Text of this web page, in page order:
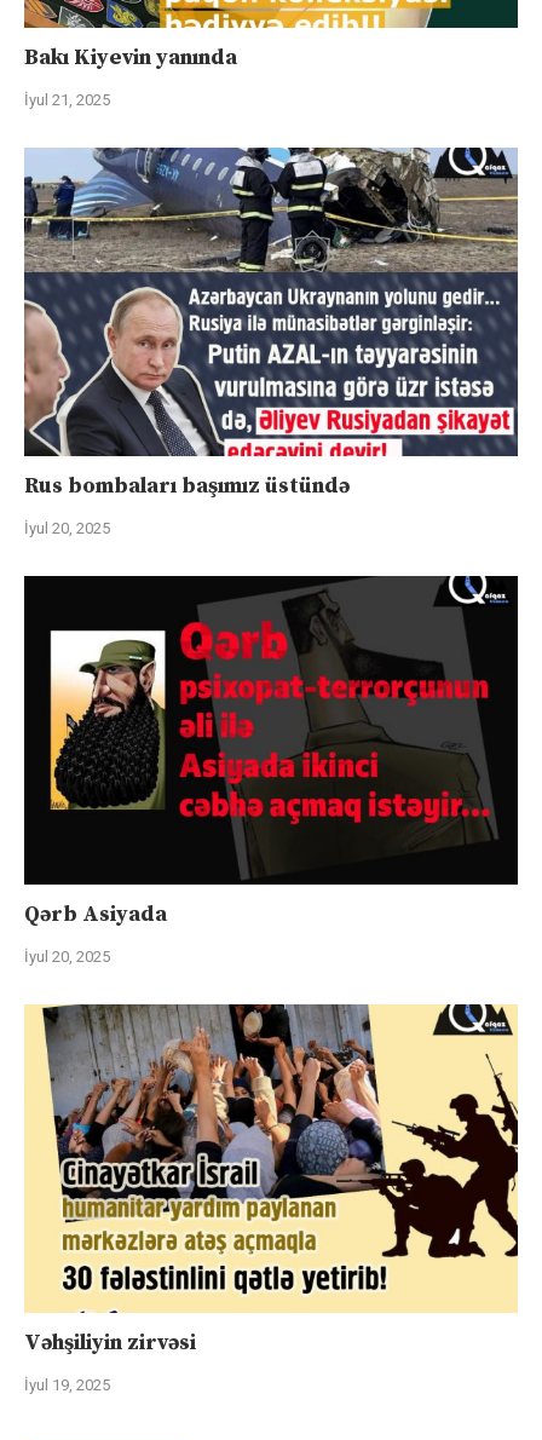
Bakı Kiyevin yanında
İyul 21, 2025
Rus bombaları başımız üstündə
İyul 20, 2025
Qərb Asiyada
İyul 20, 2025
Vəhşiliyin zirvəsi
İyul 19, 2025